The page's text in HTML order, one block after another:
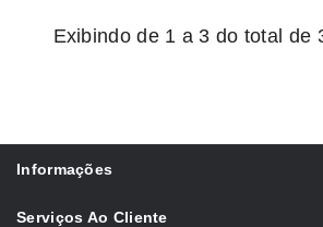
Exibindo de 1 a 3 do total de
Informações
Serviços Ao Cliente